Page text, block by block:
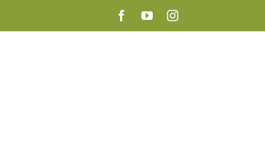
FacebookYouTubeInstagram